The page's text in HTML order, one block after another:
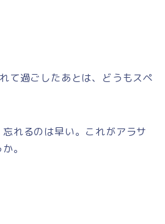
て過ごしたあとは、どうもスペ
れるのは早い。これがアラサ
。